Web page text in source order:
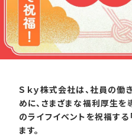
Ｓｋｙ株式会社は、社員の働
めに、さまざまな福利厚生を
のライフイベントを祝福する
ます。